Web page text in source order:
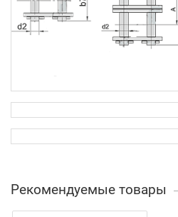
Рекомендуемые товары